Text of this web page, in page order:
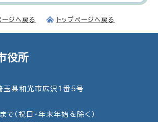
ージへ戻る トップページへ戻る
役所
県和光市広沢1番5号
で（祝日・年末年始を除く）